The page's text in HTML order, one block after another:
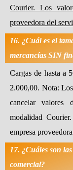
Courier. Los
proveedora del
16. ¿Cuál es el
mercancías SIN
Cargas de hasta a
2.000,00. Nota:
cancelar valores
modalidad
empresa
17. ¿Cuáles son
comercial?